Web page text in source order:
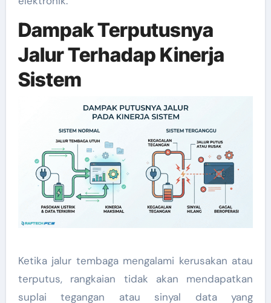
Dampak Terputusnya
Jalur Terhadap Kinerja
Sistem
Ketika jalur tembaga mengalami kerusakan atau
terputus, rangkaian tidak akan mendapatkan
suplai tegangan atau sinyal data yang